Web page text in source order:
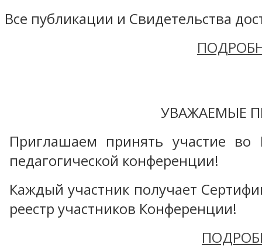
Все публикации и Свидетельства
УВАЖАЕМЫЕ
Приглашаем принять участие во
педагогической конференции!
Каждый участник получает
реестр участников Конференции!